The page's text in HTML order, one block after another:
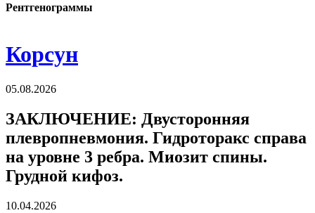
Рентгенограммы
Корсун
05.08.2026
ЗАКЛЮЧЕНИЕ: Двусторонняя
плевропневмония. Гидроторакс справа
на уровне 3 ребра. Миозит спины.
Грудной кифоз.
10.04.2026